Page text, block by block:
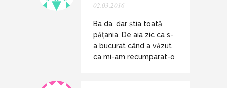
02.03.2016
Ba da, dar știa toată
pățania. De aia zic ca s-
a bucurat când a văzut
ca mi-am recumparat-o